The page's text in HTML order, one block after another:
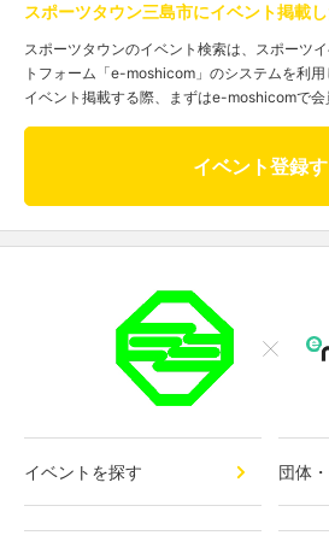
スポーツタウン三島市にイベント掲載し
スポーツタウンのイベント検索は、スポーツ
トフォーム「e-moshicom」のシステムを利用
イベント掲載する際、まずはe-moshicomで会
イベント登録
イベントを探す 団体